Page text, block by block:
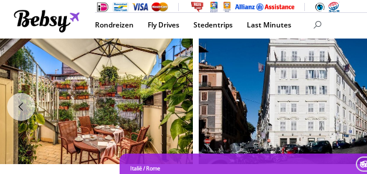
Rondreizen Fly Drives Stedentrips Last Minutes
Italië/Rome